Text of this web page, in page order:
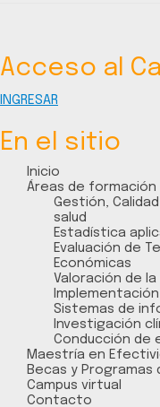
Acceso al
INGRESAR
En el sitio
Inicio
Áreas de formación
Gestión,
salud
Estadística
Evaluación de
Económicas
Valoración de
Sistemas de
Investigación
Conducción de
Maestría en
Becas y Programas
Campus virtual
Contacto